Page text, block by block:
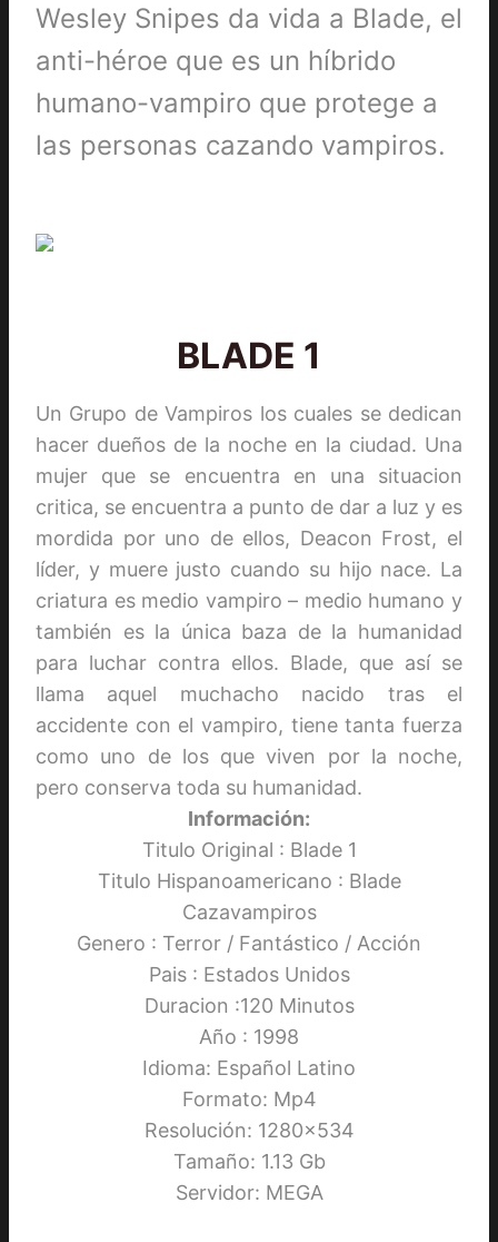
Wesley Snipes da vida a Blade, el
anti-héroe que es un híbrido
humano-vampiro que protege a
las personas cazando vampiros.
BLADE 1
Un Grupo de Vampiros los cuales se dedican
hacer dueños de la noche en la ciudad. Una
mujer que se encuentra en una situacion
critica, se encuentra a punto de dar a luz y es
mordida por uno de ellos, Deacon Frost, el
líder, y muere justo cuando su hijo nace. La
criatura es medio vampiro – medio humano y
también es la única baza de la humanidad
para luchar contra ellos. Blade, que así se
llama aquel muchacho nacido tras el
accidente con el vampiro, tiene tanta fuerza
como uno de los que viven por la noche,
pero conserva toda su humanidad.
Información:
Titulo Original : Blade 1
Titulo Hispanoamericano : Blade
Cazavampiros
Genero : Terror / Fantástico / Acción
Pais : Estados Unidos
Duracion :120 Minutos
Año : 1998
Idioma: Español Latino
Formato: Mp4
Resolución: 1280×534
Tamaño: 1.13 Gb
Servidor: MEGA